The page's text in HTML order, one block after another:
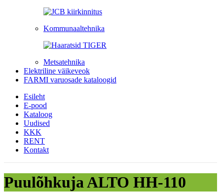
Kommunaaltehnika
Metsatehnika
Elektriline väikeveok
FARMI varuosade kataloogid
Esileht
E-pood
Kataloog
Uudised
KKK
RENT
Kontakt
Puulõhkuja ALTO HH-110